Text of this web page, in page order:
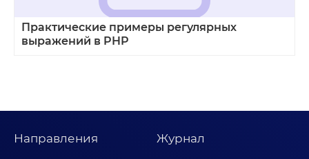
Практические примеры регулярных
выражений в PHP
Направления Журнал